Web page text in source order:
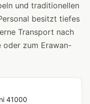
und traditionellen
besitzt tiefes
Transport nach
oder zum Erawan-
41000